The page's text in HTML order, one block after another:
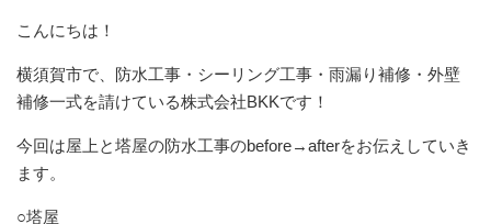
こんにちは！
横須賀市で、防水工事・シーリング工事・雨漏り補修・外壁
補修一式を請けている株式会社BKKです！
今回は屋上と塔屋の防水工事のbefore→afterをお伝えしていき
ます。
○塔屋